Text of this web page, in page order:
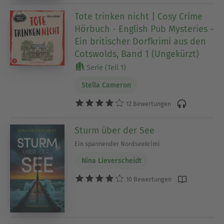
Tote trinken nicht | Cosy Crime
Hörbuch - English Pub Mysteries -
Ein britischer Dorfkrimi aus den
Cotswolds, Band 1 (Ungekürzt)
Serie (Teil 1)
Stella Cameron
12 Bewertungen
Sturm über der See
Ein spannender Nordseekrimi
Nina Lieverscheidt
10 Bewertungen